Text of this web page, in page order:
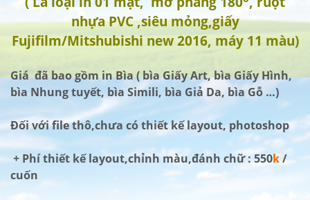
nhựa PVC ,siêu mỏng,giấy
Fujifilm/Mitshubishi new 2016, máy 11 màu)
Giá đã bao gồm in Bìa ( bìa Giấy Art, bìa Giấy Hình,
bìa Nhung tuyết, bìa Simili, bìa Giả Da, bìa Gỗ …)
Đối với file thô,chưa có thiết kế layout, photoshop
+ Phí thiết kế layout,chỉnh màu,đánh chữ : 550k/
cuốn